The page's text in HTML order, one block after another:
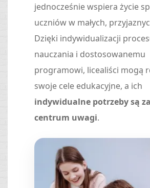
jednocześnie wspiera życie
uczniów w małych,
Dzięki indywidualizacji
nauczania i dostosowanemu
programowi, licealiści mogą
swoje cele edukacyjne, a ich
indywidualne potrzeby są
centrum uwagi.